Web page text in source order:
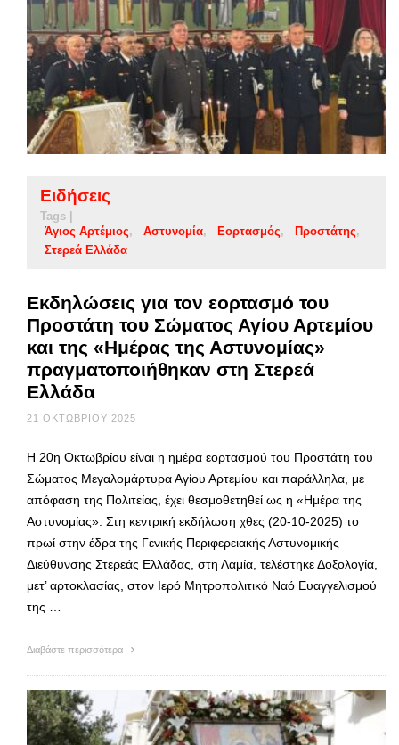
Ειδήσεις
Tags |
Άγιος Αρτέμιος
Αστυνομία Εορτασμός
Προστάτης
Στερεά Ελλάδα
Εκδηλώσεις για τον εορτασμό του
Προστάτη του Σώματος Αγίου Αρτεμίου
και της «Ημέρας της Αστυνομίας»
πραγματοποιήθηκαν στη Στερεά
Ελλάδα
21 ΟΚΤΩΒΡΊΟΥ 2025
Η 20η Οκτωβρίου είναι η ημέρα εορτασμού του Προστάτη του
Σώματος Μεγαλομάρτυρα Αγίου Αρτεμίου και παράλληλα, με
απόφαση της Πολιτείας, έχει θεσμοθετηθεί ως η «Ημέρα της
Αστυνομίας». Στη κεντρική εκδήλωση χθες (20-10-2025) το
πρωί στην έδρα της Γενικής Περιφερειακής Αστυνομικής
Διεύθυνσης Στερεάς Ελλάδας, στη Λαμία, τελέστηκε Δοξολογία,
μετ’ αρτοκλασίας, στον Ιερό Μητροπολιτικό Ναό Ευαγγελισμού
της …
Διαβάστε περισσότερα